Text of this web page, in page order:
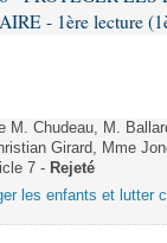
- 1ère lecture
M. Chudeau, M.
Girard, Mme
7 - Rejeté
les enfants et lutter